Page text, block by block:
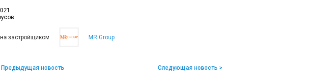
застройщиком MR Group
Предыдущая новость Следующая новость >